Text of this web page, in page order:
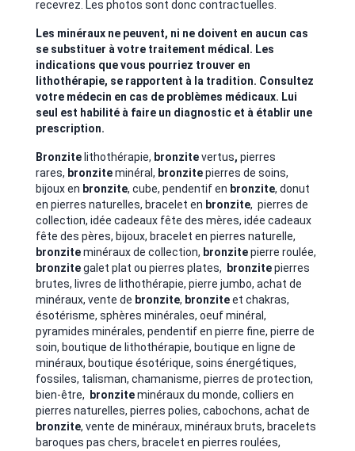
recevrez. Les photos sont donc contractuelles.
Les minéraux ne peuvent, ni ne doivent en aucun cas
se substituer à votre traitement médical. Les
indications que vous pourriez trouver en
lithothérapie, se rapportent à la tradition. Consultez
votre médecin en cas de problèmes médicaux. Lui
seul est habilité à faire un diagnostic et à établir une
prescription.
Bronzite lithothérapie, bronzitevertus, pierres
rares, bronziteminéral, bronzitepierres de soins,
bijoux en bronzite, cube, pendentif en bronzite, donut
en pierres naturelles, bracelet en bronzite, pierres de
collection, idée cadeaux fête des mères, idée cadeaux
fête des pères, bijoux, bracelet en pierres naturelle,
bronziteminéraux de collection, bronzitepierre roulée,
bronzitegalet plat ou pierres plates, bronzitepierres
brutes, livres de lithothérapie, pierre jumbo, achat de
minéraux, vente de bronzite, bronziteet chakras,
ésotérisme, sphères minérales, oeuf minéral,
pyramides minérales, pendentif en pierre fine, pierre de
soin, boutique de lithothérapie, boutique en ligne de
minéraux, boutique ésotérique, soins énergétiques,
fossiles, talisman, chamanisme, pierres de protection,
bien-être,
bronziteminéraux du monde, colliers en
pierres naturelles, pierres polies, cabochons, achat de
bronzite, vente de minéraux, minéraux bruts, bracelets
baroques pas chers, bracelet en pierres roulées,